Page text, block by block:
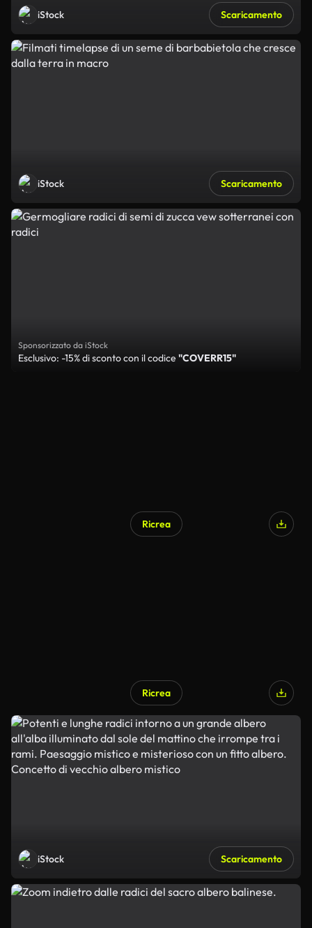
iStock Scaricamento
iStock Scaricamento
Sponsorizzato da iStock
Esclusivo: -15% di sconto con il codice "COVERR15"
Ricrea
Ricrea
iStock Scaricamento